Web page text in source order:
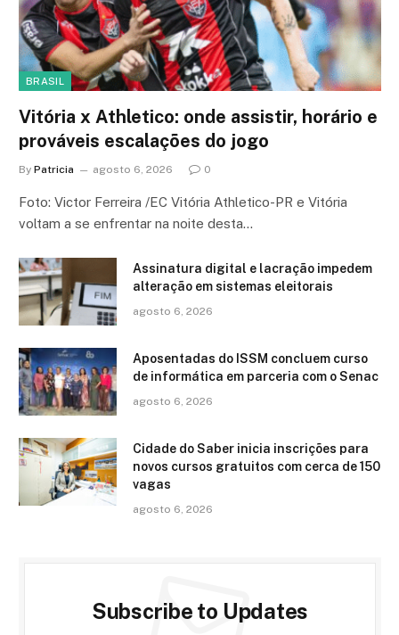
BRASIL
Vitória x Athletico: onde assistir, horário e
prováveis escalações do jogo
By Patricia agosto 6, 2026 0
Foto: Victor Ferreira /EC Vitória Athletico-PR e Vitória
voltam a se enfrentar na noite desta…
Assinatura digital e lacração impedem
alteração em sistemas eleitorais
agosto 6, 2026
Aposentadas do ISSM concluem curso
de informática em parceria com o Senac
agosto 6, 2026
Cidade do Saber inicia inscrições para
novos cursos gratuitos com cerca de 150
vagas
agosto 6, 2026
Subscribe to Updates